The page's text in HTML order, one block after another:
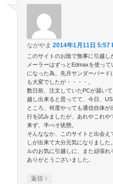
ながやま 2014年1月11日 5:57
このサイトのお陰で無事に引越し
メーラーはずっとEdmaxを使っ
になった為、先月サンダーバー
も大変でしたが・・・・。
数日前、注文していたPCが届い
越し出来ると思ってて、今日、
ところ、何度やっても通信自体
行を試みましたが、あれやこれ
来ず、半べそ状態。
そんななか、このサイトと出会
しが出来て大分元気になりまし
ルのお気に引越しに、また頑張れ
ありがとうございました。
返信 ↓